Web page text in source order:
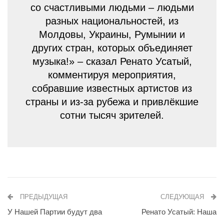
со счастливыми людьми – людьми
разных национальностей, из
Молдовы, Украины, Румынии и
других стран, которых объединяет
музыка!» – сказал Ренато Усатый,
комментируя мероприятия,
собравшие известных артистов из
страны и из-за рубежа и привлёкшие
сотни тысяч зрителей.
ПРЕДЫДУЩАЯ
У Нашей Партии будут два
СЛЕДУЮЩАЯ
Ренато Усатый: Наша